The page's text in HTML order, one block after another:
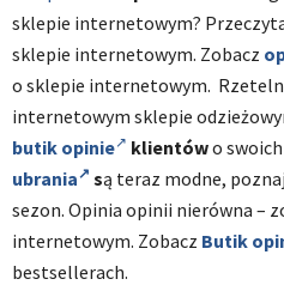
sklepie internetowym?
sklepie internetowym. Zobacz
o sklepie internetowym.
internetowym sklepie
butik opinie
klientówo
ubrania
są teraz modne,
sezon. Opinia opinii nierówna –
internetowym. Zobacz Butik
bestsellerach.